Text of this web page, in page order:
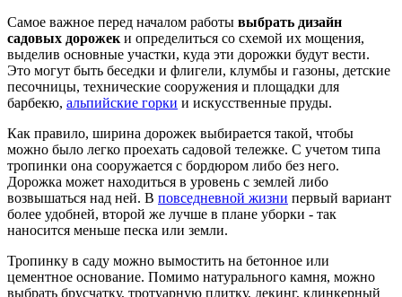
Самое важное перед началом работы выбрать дизайн
садовых дорожек и определиться со схемой их мощения,
выделив основные участки, куда эти дорожки будут вести.
Это могут быть беседки и флигели, клумбы и газоны, детские
песочницы, технические сооружения и площадки для
барбекю, альпийские горки и искусственные пруды.
Как правило, ширина дорожек выбирается такой, чтобы
можно было легко проехать садовой тележке. С учетом типа
тропинки она сооружается с бордюром либо без него.
Дорожка может находиться в уровень с землей либо
возвышаться над ней. В повседневной жизни первый вариант
более удобней, второй же лучше в плане уборки - так
наносится меньше песка или земли.
Тропинку в саду можно вымостить на бетонное или
цементное основание. Помимо натурального камня, можно
выбрать брусчатку, тротуарную плитку, декинг, клинкерный